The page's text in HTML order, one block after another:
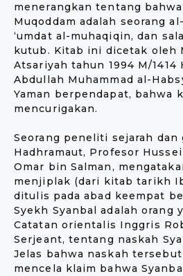
menerangkan tentang
Muqoddam adalah seorang
‘umdat al-muhaqiqin, dan
kutub. Kitab ini dicetak oleh
Atsariyah tahun 1994 M/1414
Abdullah Muhammad al-
Yaman berpendapat, bahwa
mencurigakan.
Seorang peneliti sejarah dan
Hadhramaut, Profesor
Omar bin Salman,
menjiplak (dari kitab tarikh
ditulis pada abad keempat
Syekh Syanbal adalah orang
Catatan orientalis Inggris
Serjeant, tentang naskah
Jelas bahwa naskah
mencela klaim bahwa